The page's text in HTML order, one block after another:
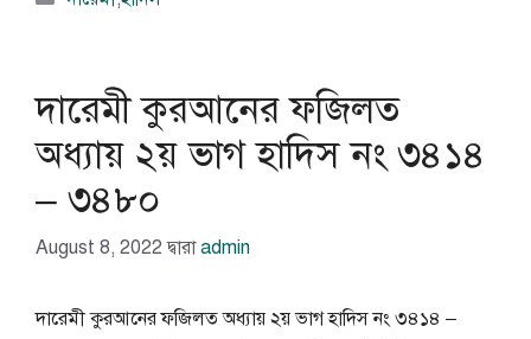
দারেমী কুরআনের ফজিলত
অধ্যায় ২য় ভাগ হাদিস নং ৩৪১৪
– ৩৪৮০
August 8, 2022 দ্বারাadmin
দারেমী কুরআনের ফজিলত অধ্যায় ২য় ভাগ হাদিস নং ৩৪১৪ –